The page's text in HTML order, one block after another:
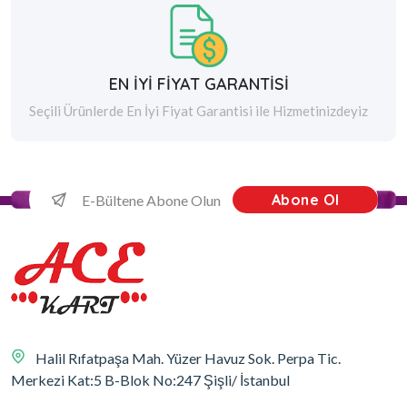
EN İYİ FİYAT GARANTİSİ
Seçili Ürünlerde En İyi Fiyat Garantisi ile Hizmetinizdeyiz
Abone Ol
Halil Rıfatpaşa Mah. Yüzer Havuz Sok. Perpa Tic.
Merkezi Kat:5 B-Blok No:247 Şişli/ İstanbul